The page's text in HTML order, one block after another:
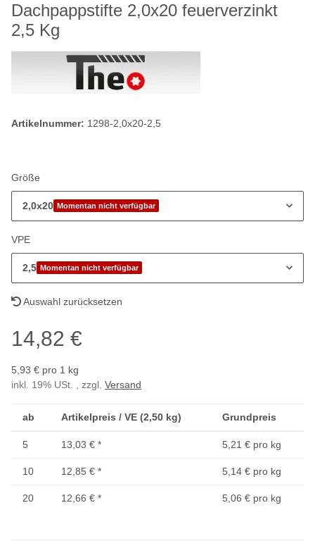
Dachpappstifte 2,0x20 feuerverzinkt
2,5 Kg
Artikelnummer: 1298-2,0x20-2,5
Größe
2,0x20 Momentan nicht verfügbar
VPE
2,5 Momentan nicht verfügbar
Auswahl zurücksetzen
14,82 €
5,93 € pro 1 kg
inkl. 19% USt. , zzgl. Versand
ab Artikelpreis / VE (2,50 kg) Grundpreis
5 13,03 € * 5,21 € pro kg
10 12,85 € * 5,14 € pro kg
20 12,66 € * 5,06 € pro kg